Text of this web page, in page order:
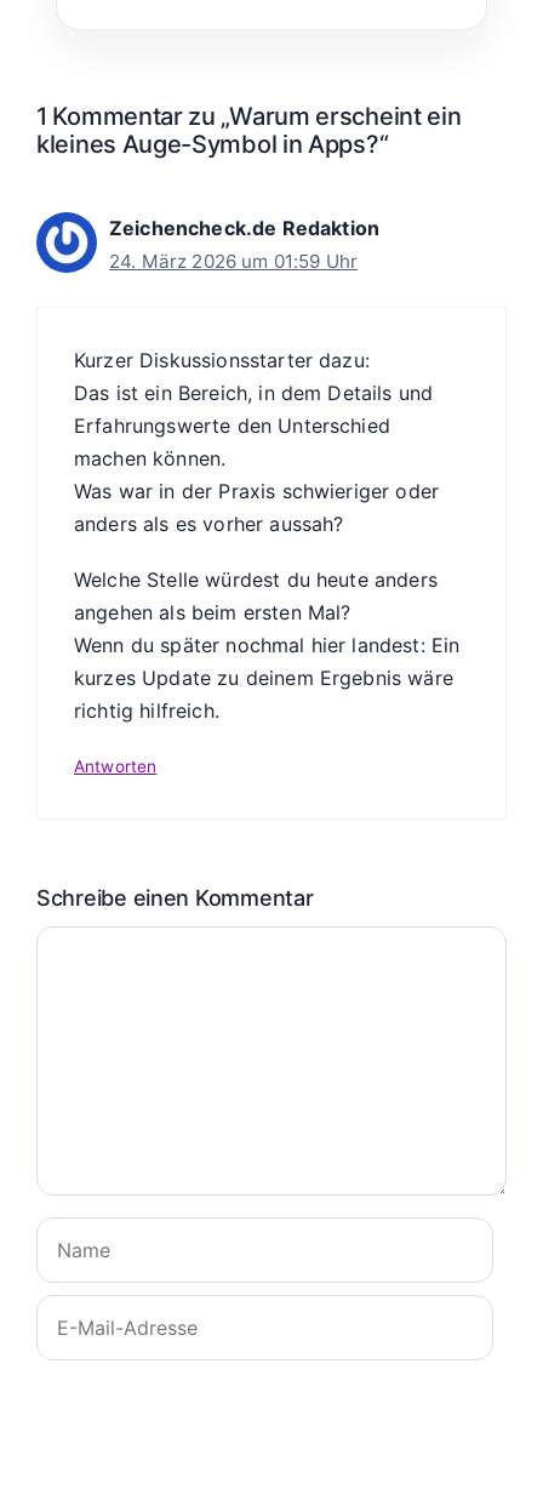
1 Kommentar zu „Warum erscheint ein
kleines Auge-Symbol in Apps?“
Zeichencheck.de Redaktion
24. März 2026 um 01:59 Uhr
Kurzer Diskussionsstarter dazu:
Das ist ein Bereich, in dem Details und
Erfahrungswerte den Unterschied
machen können.
Was war in der Praxis schwieriger oder
anders als es vorher aussah?
Welche Stelle würdest du heute anders
angehen als beim ersten Mal?
Wenn du später nochmal hier landest: Ein
kurzes Update zu deinem Ergebnis wäre
richtig hilfreich.
Antworten
Schreibe einen Kommentar
Kommentar
Name
E-
Mail-